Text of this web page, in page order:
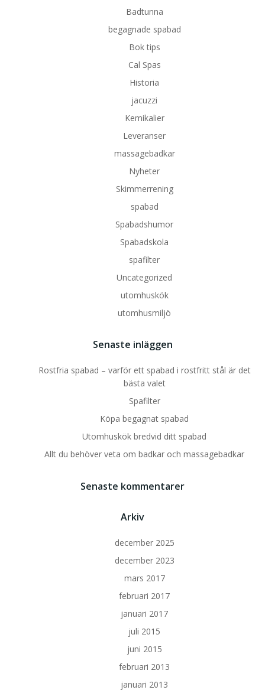
Badtunna
begagnade spabad
Bok tips
Cal Spas
Historia
jacuzzi
Kemikalier
Leveranser
massagebadkar
Nyheter
Skimmerrening
spabad
Spabadshumor
Spabadskola
spafilter
Uncategorized
utomhuskök
utomhusmiljö
Senaste inläggen
Rostfria spabad – varför ett spabad i rostfritt stål är det
bästa valet
Spafilter
Köpa begagnat spabad
Utomhuskök bredvid ditt spabad
Allt du behöver veta om badkar och massagebadkar
Senaste kommentarer
Arkiv
december 2025
december 2023
mars 2017
februari 2017
januari 2017
juli 2015
juni 2015
februari 2013
januari 2013